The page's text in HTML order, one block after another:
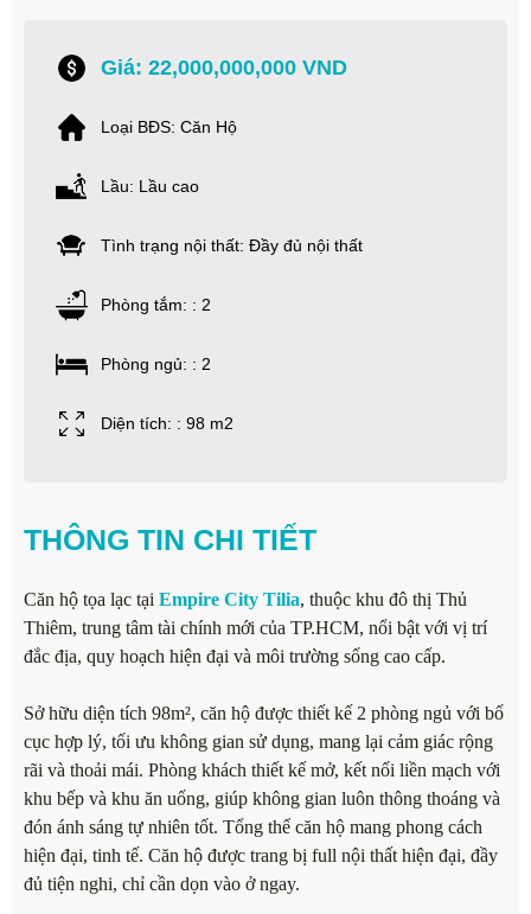
Giá: 22,000,000,000 VND
Loại BĐS: Căn Hộ
Lầu: Lầu cao
Tình trạng nội thất: Đầy đủ nội thất
Phòng tắm: : 2
Phòng ngủ: : 2
Diện tích: : 98 m2
THÔNG TIN CHI TIẾT
Căn hộ tọa lạc tại Empire City Tilia, thuộc khu đô thị Thủ
Thiêm, trung tâm tài chính mới của TP.HCM, nổi bật với vị trí
đắc địa, quy hoạch hiện đại và môi trường sống cao cấp.
Sở hữu diện tích 98m², căn hộ được thiết kế 2 phòng ngủ với bố
cục hợp lý, tối ưu không gian sử dụng, mang lại cảm giác rộng
rãi và thoải mái. Phòng khách thiết kế mở, kết nối liền mạch với
khu bếp và khu ăn uống, giúp không gian luôn thông thoáng và
đón ánh sáng tự nhiên tốt. Tổng thể căn hộ mang phong cách
hiện đại, tinh tế. Căn hộ được trang bị full nội thất hiện đại, đầy
đủ tiện nghi, chỉ cần dọn vào ở ngay.